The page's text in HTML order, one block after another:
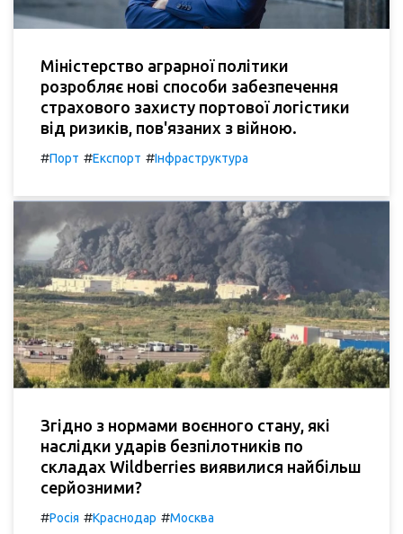
Міністерство аграрної політики
розробляє нові способи забезпечення
страхового захисту портової логістики
від ризиків, пов'язаних з війною.
#Порт #Експорт #Інфраструктура
Згідно з нормами воєнного стану, які
наслідки ударів безпілотників по
складах Wildberries виявилися найбільш
серйозними?
#Росія #Краснодар #Москва